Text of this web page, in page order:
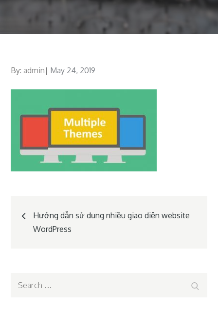
By:admin
Posted
May 24, 2019
Post
navigation
Hướng dẫn sử dụng nhiều giao diện website
WordPress
Search